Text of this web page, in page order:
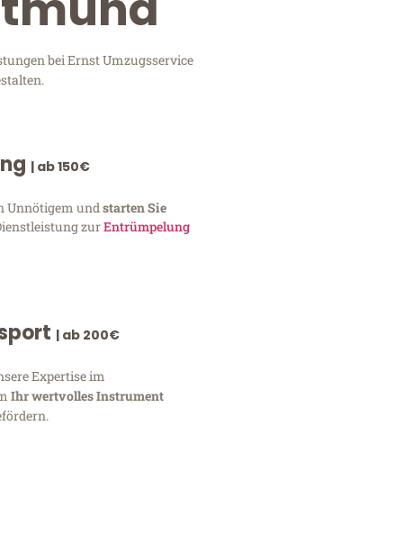
bei Ernst Umzugsservice
| ab 150€
Unnötigem und starten Sie
zurEntrümpelung
| ab 200€
Expertise im
Ihr wertvolles Instrument